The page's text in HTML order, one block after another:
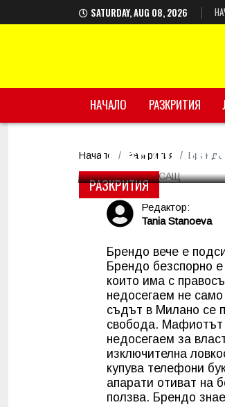
SATURDAY, AUG 08, 2026
НАЧАЛО РАЗКРИТИЯ
Начало Разкрития
РАЗКРИТИЯ
Брендо
Редактор:
Tania Stanoeva
Брендо вече е
Брендо безспорно
които има с
недосегаем не
съдът в Милано се
свобода. Мафиотът
недосегаем за
изключителна
купува телефони
апарати отиват на
ползва. Брендо